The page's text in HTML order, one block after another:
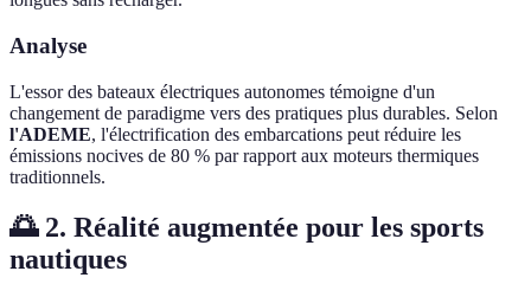
Analyse
L'essor des bateaux électriques autonomes témoigne d'un
changement de paradigme vers des pratiques plus durables. Selon
l'ADEME, l'électrification des embarcations peut réduire les
émissions nocives de 80 % par rapport aux moteurs thermiques
traditionnels.
🌅 2. Réalité augmentée pour les sports
nautiques